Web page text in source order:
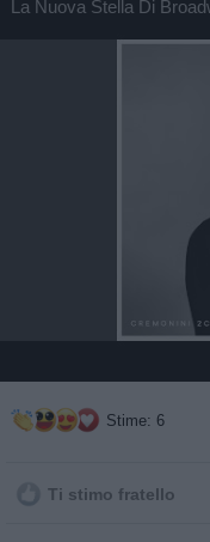
La Nuova Stella Di
Stime: 6
Ti stimo fratello